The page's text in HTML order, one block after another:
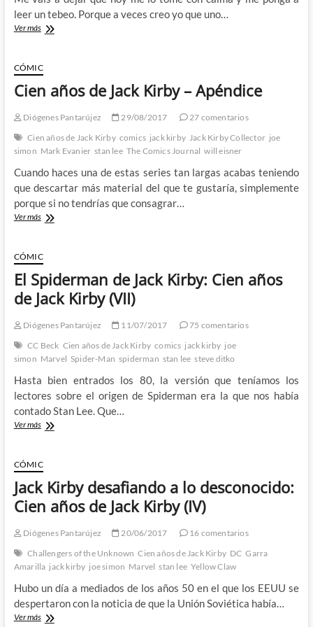
leer un tebeo. Porque a veces creo yo que uno…
Ver másCómics
Captain
America
Comics
CÓMIC
Cien años de Jack Kirby – Apéndice
Diógenes Pantarújez 29/08/2017
27 comentarios
Cien años de Jack Kirby comics jack kirby Jack Kirby Collector joe
simon Mark Evanier stan lee The Comics Journal will eisner
Cuando haces una de estas series tan largas acabas teniendo
que descartar más material del que te gustaría, simplemente
porque si no tendrías que consagrar…
Ver másCien
Jack
Kirby
–
Apéndice
CÓMIC
El Spiderman de Jack Kirby: Cien años
de Jack Kirby (VII)
Diógenes Pantarújez 11/07/2017
75 comentarios
CC Beck Cien años de Jack Kirby comics jack kirby joe
simon Marvel Spider-Man spiderman stan lee steve ditko
Hasta bien entrados los 80, la versión que teníamos los
lectores sobre el origen de Spiderman era la que nos había
contado Stan Lee. Que…
Ver másEl
Jack
Kirby:
Cien
de
Kirby
(VII)
CÓMIC
Jack Kirby desafiando a lo desconocido:
Cien años de Jack Kirby (IV)
Diógenes Pantarújez 20/06/2017
16 comentarios
Challengers of the Unknown Cien años de Jack Kirby DC Garra
Amarilla jack kirby joe simon Marvel stan lee Yellow Claw
Hubo un día a mediados de los años 50 en el que los EEUU se
despertaron con la noticia de que la Unión Soviética había…
Ver másJack